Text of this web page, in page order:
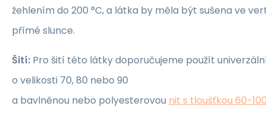
žehlením do 200 °C, a látka by měla být sušena ve
přímé slunce.
Šití: Pro šití této látky doporučujeme použít
o velikosti 70, 80 nebo 90
a bavlněnou nebo polyesterovou nit s tloušťkou 60-